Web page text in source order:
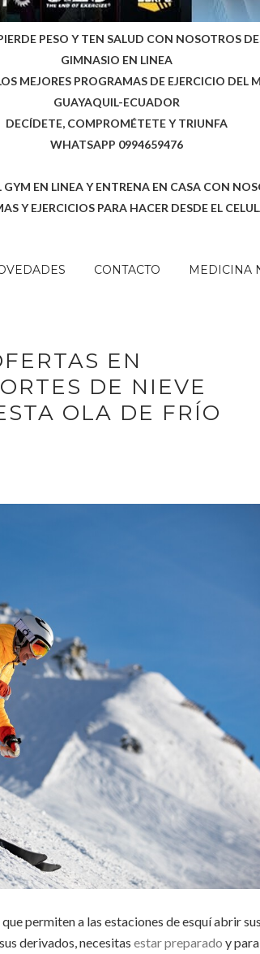
PESO Y TEN SALUD CON NOSOTROS
GIMNASIO EN LINEA
MEJORES PROGRAMAS DE EJERCICIO DEL
GUAYAQUIL-ECUADOR
DECÍDETE, COMPROMÉTETE Y TRIUNFA
WHATSAPP 0994659476
GYM EN LINEA Y ENTRENA EN CASA CON
Y EJERCICIOS PARA HACER DESDE EL
CONTACTO MEDICINA
EN
DE NIEVE
OLA DE FRÍO
permiten a las estaciones de esquí abrir sus
derivados, necesitas estar preparado y para